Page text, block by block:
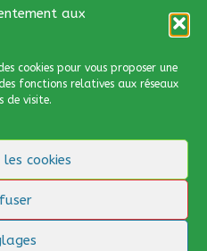
aux
cookies pour vous proposer une
fonctions relatives aux réseaux
de visite.
cookies
:
accéder
- 2024